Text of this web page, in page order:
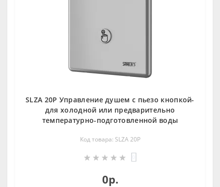
SLZA 20P Управление душем c пьезо кнопкой-
для холодной или предварительно
температурно-подготовленной воды
Код товара: SLZA 20P
0р.